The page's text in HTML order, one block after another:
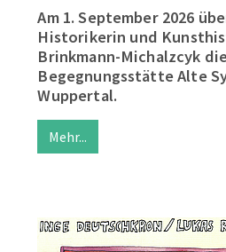
Am 1. September 2026
Historikerin und
Brinkmann-Michalzcyk
Begegnungsstätte Alte
Wuppertal.
Mehr...